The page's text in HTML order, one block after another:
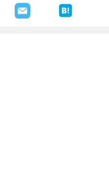
号 (2022年3月号)
号 (2022年1月号)
号 (2021年11月号)